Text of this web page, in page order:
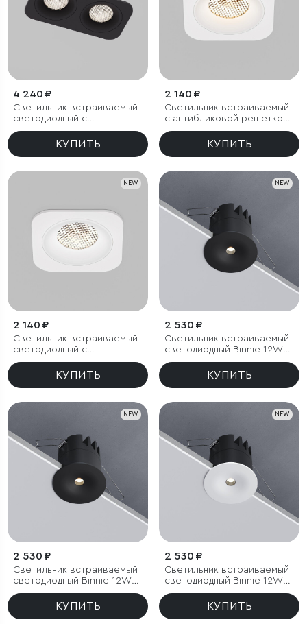
4 240 ₽
Светильник встраиваемый
светодиодный с
антибликовой решеткой
Tetro 20W 4000K черный
КУПИТЬ
2 140 ₽
Светильник встраиваемый
с антибликовой решеткой
Tetro 10W 3000K белый
КУПИТЬ
NEW
2 140 ₽
Светильник встраиваемый
светодиодный с
антибликовой решеткой
Tetro 10W 4000K белый
КУПИТЬ
NEW
2 530 ₽
Светильник встраиваемый
светодиодный Binnie 12W
4000K черный
КУПИТЬ
NEW
2 530 ₽
Светильник встраиваемый
светодиодный Binnie 12W
3000K черный
КУПИТЬ
NEW
2 530 ₽
Светильник встраиваемый
светодиодный Binnie 12W
4000K белый
КУПИТЬ